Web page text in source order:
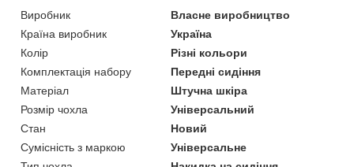
Виробник
Власне виробництво
Країна виробник
Україна
Колір
Різні кольори
Комплектація набору
Передні сидіння
Матеріал
Штучна шкіра
Розмір чохла
Універсальний
Стан
Новий
Сумісність з маркою
Універсальне